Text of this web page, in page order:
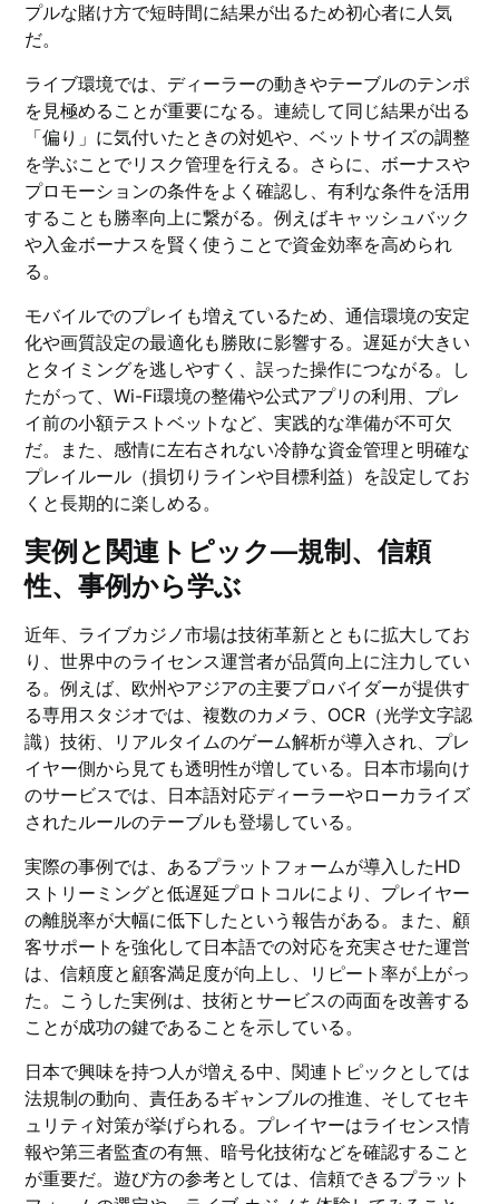
プルな賭け方で短時間に結果が出るため初心者に人気
だ。
ライブ環境では、ディーラーの動きやテーブルのテンポ
を見極めることが重要になる。連続して同じ結果が出る
「偏り」に気付いたときの対処や、ベットサイズの調整
を学ぶことでリスク管理を行える。さらに、ボーナスや
プロモーションの条件をよく確認し、有利な条件を活用
することも勝率向上に繋がる。例えばキャッシュバック
や入金ボーナスを賢く使うことで資金効率を高められ
る。
モバイルでのプレイも増えているため、通信環境の安定
化や画質設定の最適化も勝敗に影響する。遅延が大きい
とタイミングを逃しやすく、誤った操作につながる。し
たがって、Wi-Fi環境の整備や公式アプリの利用、プレ
イ前の小額テストベットなど、実践的な準備が不可欠
だ。また、感情に左右されない冷静な資金管理と明確な
プレイルール（損切りラインや目標利益）を設定してお
くと長期的に楽しめる。
実例と関連トピック—規制、信頼
性、事例から学ぶ
近年、ライブカジノ市場は技術革新とともに拡大してお
り、世界中のライセンス運営者が品質向上に注力してい
る。例えば、欧州やアジアの主要プロバイダーが提供す
る専用スタジオでは、複数のカメラ、OCR（光学文字認
識）技術、リアルタイムのゲーム解析が導入され、プレ
イヤー側から見ても透明性が増している。日本市場向け
のサービスでは、日本語対応ディーラーやローカライズ
されたルールのテーブルも登場している。
実際の事例では、あるプラットフォームが導入したHD
ストリーミングと低遅延プロトコルにより、プレイヤー
の離脱率が大幅に低下したという報告がある。また、顧
客サポートを強化して日本語での対応を充実させた運営
は、信頼度と顧客満足度が向上し、リピート率が上がっ
た。こうした実例は、技術とサービスの両面を改善する
ことが成功の鍵であることを示している。
日本で興味を持つ人が増える中、関連トピックとしては
法規制の動向、責任あるギャンブルの推進、そしてセキ
ュリティ対策が挙げられる。プレイヤーはライセンス情
報や第三者監査の有無、暗号化技術などを確認すること
が重要だ。遊び方の参考としては、信頼できるプラット